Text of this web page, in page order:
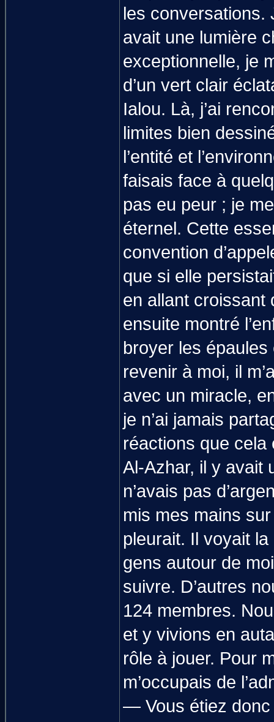
les conversations.
avait une lumière
exceptionnelle, je
d’un vert clair
Ialou. Là, j’ai
limites bien
l’entité et
faisais face à
pas eu peur ; je
éternel. Cette
convention
que si elle
en allant croissant
ensuite montré
broyer les
revenir à moi, il
avec un miracle,
je n’ai jamais
réactions que
Al-Azhar, il y avait
n’avais pas
mis mes mains
pleurait. Il voyait
gens autour de
suivre. D’autres
124 membres.
et y vivions en
rôle à jouer. Pour
m’occupais de
— Vous étiez donc